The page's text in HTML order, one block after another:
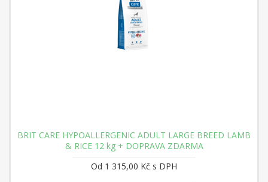
BRIT CARE HYPOALLERGENIC ADULT LARGE BREED LAMB
& RICE 12 kg + DOPRAVA ZDARMA
Od 1 315,00 Kč s DPH